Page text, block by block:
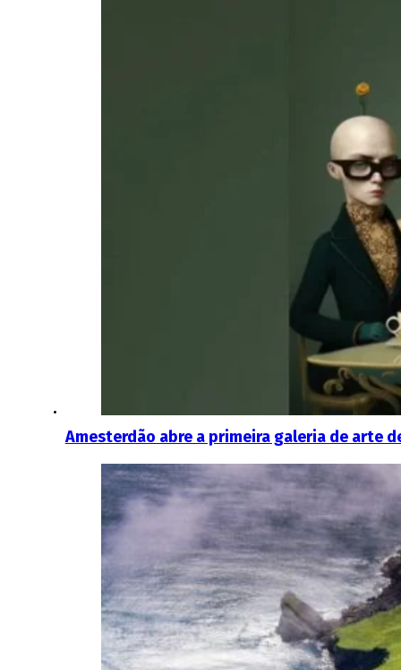
Amesterdão abre a primeira galeria de arte